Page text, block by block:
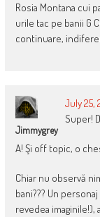
Rosia Montana cui
urile tac pe banii G
continuare,
Jimmygrey
July 25,
Super!
A! Şi off topic, o
Chiar nu observă
bani??? Un
revedea imaginile!),